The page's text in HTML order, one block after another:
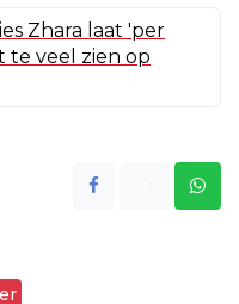
Zhara laat 'per
te veel zien op